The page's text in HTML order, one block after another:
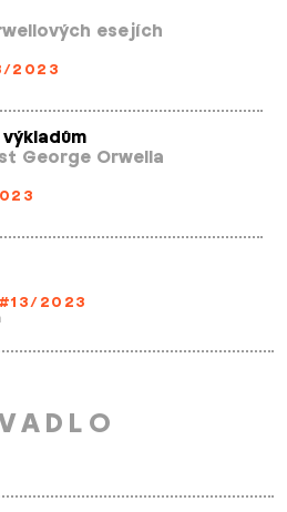
esejích
2023
George Orwella
#13/2023